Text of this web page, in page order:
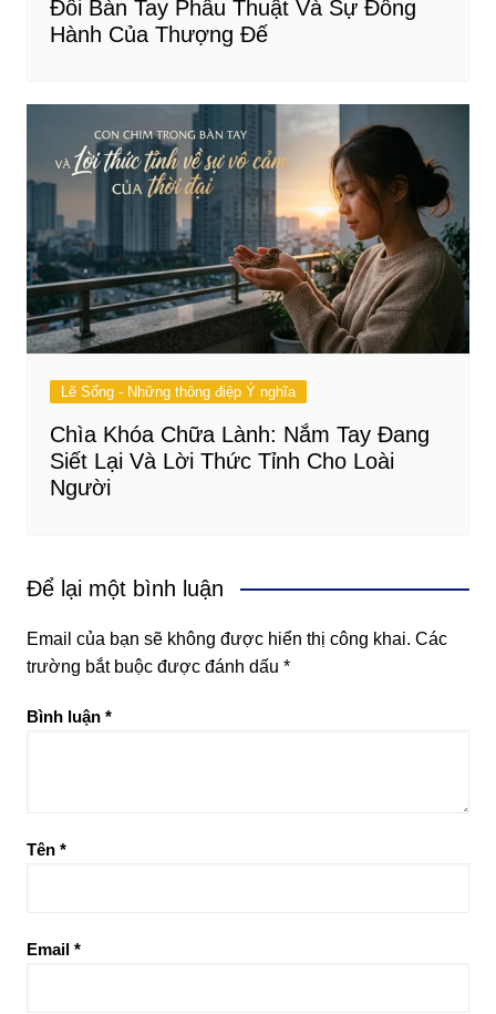
Đôi Bàn Tay Phẫu Thuật Và Sự Đồng
Hành Của Thượng Đế
Lẽ Sống - Những thông điệp Ý nghĩa
Chìa Khóa Chữa Lành: Nắm Tay Đang
Siết Lại Và Lời Thức Tỉnh Cho Loài
Người
Để lại một bình luận
Email của bạn sẽ không được hiển thị công khai. Các
trường bắt buộc được đánh dấu *
Bình luận *
Tên *
Email *